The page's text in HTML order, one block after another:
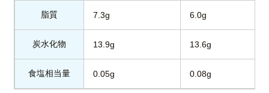
脂質 7.3g 6.0g
炭水化物 13.9g 13.6g
食塩相当量 0.05g 0.08g